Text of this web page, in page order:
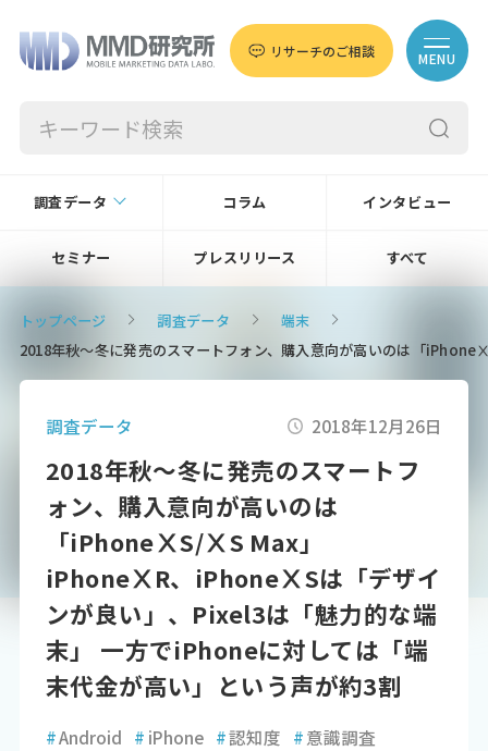
リサーチのご相談 MENU
調査データ コラム インタビュー
セミナー プレスリリース すべて
トップページ 調査データ
端末
2018年秋～冬に発売のスマートフォン、購入意向が高いのは「
調査データ 2018年12月26日
2018年秋～冬に発売のスマートフ
ォン、購入意向が高いのは
「iPhoneⅩS/ⅩS Max」
iPhoneⅩR、iPhoneⅩSは「デザイ
ンが良い」、Pixel3は「魅力的な端
末」 一方でiPhoneに対しては「端
末代金が高い」という声が約3割
#Android # iPhone #認知度 #意識調査